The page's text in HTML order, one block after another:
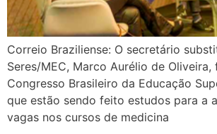
Correio Braziliense: O secretário
Seres/MEC, Marco Aurélio de
Congresso Brasileiro da Educação
que estão sendo feito estudos para a
vagas nos cursos de medicina